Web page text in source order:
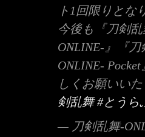
ト1回限りとな
今後も『刀剣乱
ONLINE-』『刀
ONLINE-
しくお願いいた
剣乱舞 #とうら
— 刀剣乱舞-